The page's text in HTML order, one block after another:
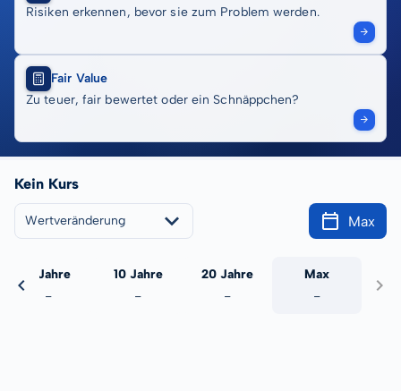
Risiken erkennen, bevor sie zum Problem werden.
Fair Value
Zu teuer, fair bewertet oder ein Schnäppchen?
Kein Kurs
Wertveränderung Max
5 Jahre
-
10 Jahre
-
20 Jahre
-
Max
-